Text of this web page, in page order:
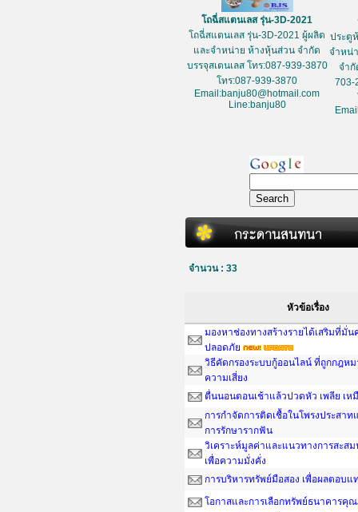
โถฉี่สแตนเลส รุ่น-3D-2021
โถฉี่สแตนเลส รุ่น-3D-2021 ผู้ผลิต
และจำหน่าย ห้างหุ้นส่วน จำกัด
บรรจุสเตนเลส โทร:087-939-3870
โทร:087-939-3870
Email:banju80@hotmail.com
Line:banju80
ประตู
จำหน่
จำกั
703-
จำนวน : 33
หัวข้อเรื่อง
มองหาช่องทางสร้างรายได้เสริมที่มั่น
ปลอดภัย
วิธีคัดกรองระบบกู้ออนไลน์ ที่ถูกกฎหม
ความเสี่ยง
ตื่นนอนตอนเช้าแล้วปวดหัว เพลีย เห
การกำจัดการติดเชื้อในโพรงประสา
การรักษารากฟัน
วิเคราะห์มูลค่าและแนวทางการสะส
เพื่อความมั่งคั่ง
การบริหารทรัพย์มือสอง เพื่อผลตอบแ
โอกาสและการเลือกทรัพย์ธนาคารคุ